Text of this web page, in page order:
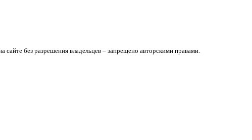
без разрешения владельцев – запрещено авторскими правами.